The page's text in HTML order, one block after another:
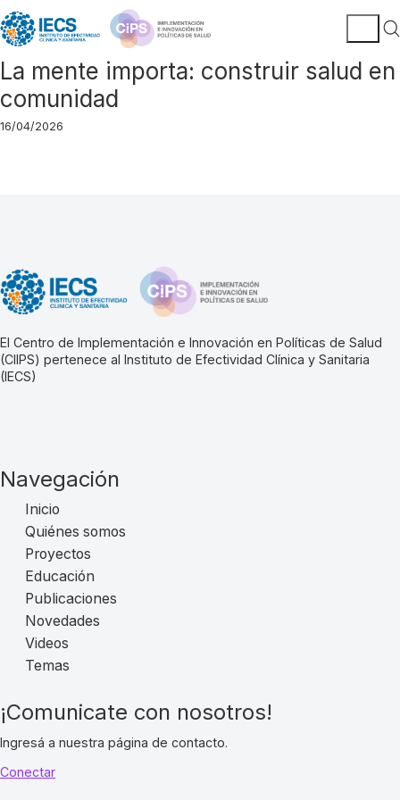
La mente importa: construir salud en
comunidad
16/04/2026
El Centro de Implementación e Innovación en Políticas de Salud
(CIIPS) pertenece al Instituto de Efectividad Clínica y Sanitaria
(IECS)
Navegación
Inicio
Quiénes somos
Proyectos
Educación
Publicaciones
Novedades
Videos
Temas
¡Comunicate con nosotros!
Ingresá a nuestra página de contacto.
Conectar